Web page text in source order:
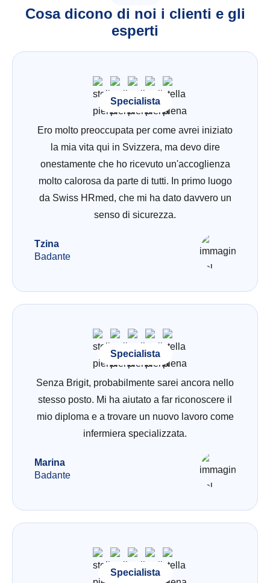
Cosa dicono di noi i clienti e gli
esperti
Specialista
Ero molto preoccupata per come avrei iniziato
la mia vita qui in Svizzera, ma devo dire
onestamente che ho ricevuto un'accoglienza
molto calorosa da parte di tutti. In primo luogo
da Swiss HRmed, che mi ha dato davvero un
senso di sicurezza.
Tzina
Badante
Specialista
Senza Brigit, probabilmente sarei ancora nello
stesso posto. Mi ha aiutato a far riconoscere il
mio diploma e a trovare un nuovo lavoro come
infermiera specializzata.
Marina
Badante
Specialista